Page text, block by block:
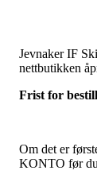
Jevnaker IF
nettbutikken
Frist for
Om det er
KONTO før